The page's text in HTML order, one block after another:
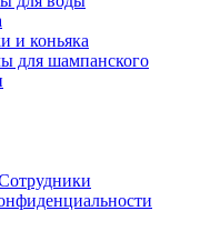
и коньяка
для шампанского